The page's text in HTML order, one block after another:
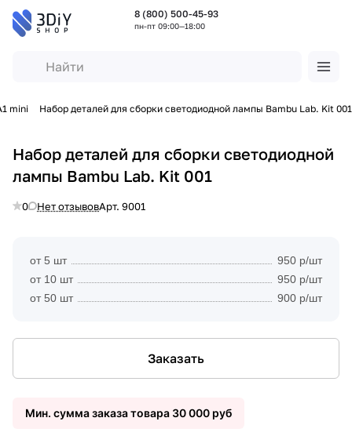
8 (800) 500-45-93
пн-пт 09:00—18:00
mini Набор деталей для сборки светодиодной лампы Bambu Lab. Kit 001
Набор деталей для сборки светодиодной
лампы Bambu Lab. Kit 001
0 Нет отзывовАрт. 9001
от 5 шт
950 р/шт
от 10 шт
950 р/шт
от 50 шт
900 р/шт
Заказать
Мин. сумма заказа товара 30 000 руб